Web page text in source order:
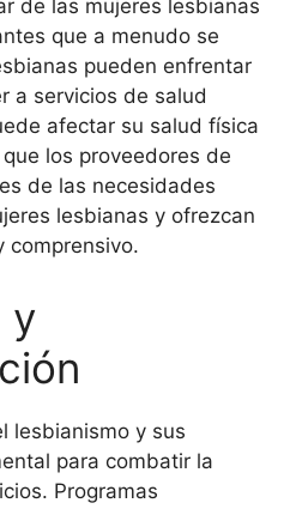
de las mujeres lesbianas
que a menudo se
pueden enfrentar
a servicios de salud
afectar su salud física
los proveedores de
de las necesidades
lesbianas y ofrezcan
comprensivo.
y
lesbianismo y sus
para combatir la
Programas